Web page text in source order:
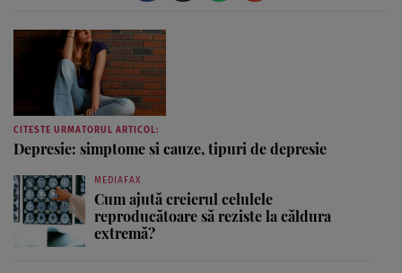
CITESTE URMATORUL ARTICOL:
Depresie: simptome si cauze, tipuri de depresie
MEDIAFAX
Cum ajută creierul celulele
reproducătoare să reziste la căldura
extremă?